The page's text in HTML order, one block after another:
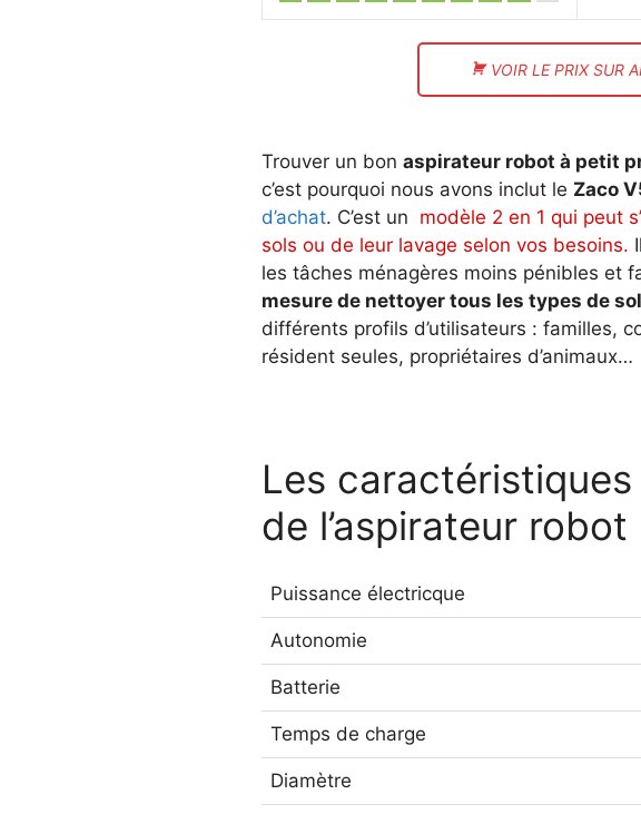
VOIR LE PRIX SUR
Trouver un bon aspirateur robot à petit
c’est pourquoi nous avons inclut le Zaco
d’achat. C’est un modèle 2 en 1 qui peut
sols ou de leur lavage selon vos besoins.
les tâches ménagères moins pénibles et
mesure de nettoyer tous les types de
différents profils d’utilisateurs : familles,
résident seules, propriétaires d’animaux…
Les
de l’aspirateur
Puissance électricque
Autonomie
Batterie
Temps de charge
Diamètre